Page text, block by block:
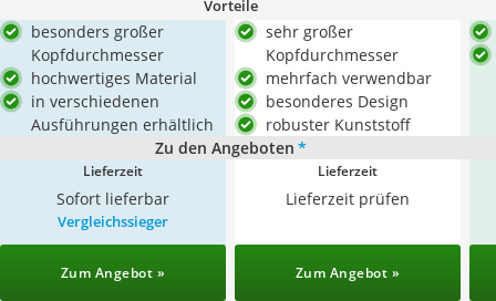
Vorteile
besonders großer
Kopfdurchmesser
hochwertiges Material
in verschiedenen
Ausführungen erhältlich
sehr großer
Kopfdurchmesser
mehrfach verwendbar
besonderes Design
robuster Kunststoff
Zu den Angeboten *
Lieferzeit
Sofort lieferbar
Lieferzeit
Lieferzeit prüfen
Vergleichssieger
Zum Angebot » Zum Angebot »